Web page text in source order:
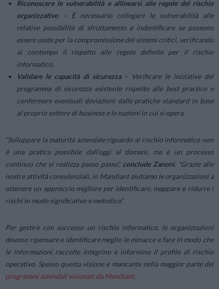
Riconoscere le vulnerabilità e allinearsi alle regole del rischio
organizzativo– È necessario collegare le vulnerabilità alle
relative possibilità di sfruttamento e indentificare se possono
essere usate per la compromissione dei sistemi critici, verificando
al contempo il rispetto alle regole definite per il rischio
informatico.
Validare le capacità di sicurezza– Verificare le iniziative del
programma di sicurezza esistente rispetto alle best practice e
confermare eventuali deviazioni dalle pratiche standard in base
al proprio settore di business e le nazioni in cui si opera.
“Sviluppare la maturità aziendale riguardo al rischio informatico non
è una pratica possibile dall’oggi al domani, ma è un processo
continuo che si realizza passo passo”, conclude Zanoni. “Grazie alle
nostre attività consulenziali, in Mandiant aiutiamo le organizzazioni a
ottenere un approccio migliore per identificare, mappare e ridurre i
rischi in modo significativo e metodico”.
Per gestire con successo un rischio informatico, le organizzazioni
devono ripensare e identificare meglio le minacce e fare in modo che
le informazioni raccolte integrino e informino il profilo di rischio
operativo. Spesso questa visione è mancante nella maggior parte dei
programmi aziendali visionati da Mandiant.